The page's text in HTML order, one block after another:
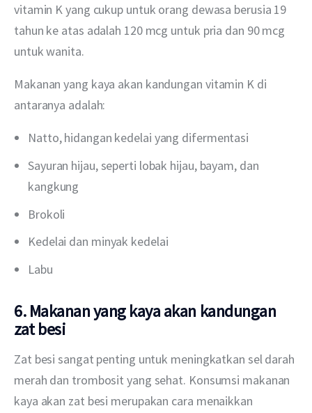
vitamin K yang cukup untuk orang dewasa berusia 19
tahun ke atas adalah 120 mcg untuk pria dan 90 mcg
untuk wanita.
Makanan yang kaya akan kandungan vitamin K di
antaranya adalah:
Natto, hidangan kedelai yang difermentasi
Sayuran hijau, seperti lobak hijau, bayam, dan
kangkung
Brokoli
Kedelai dan minyak kedelai
Labu
6. Makanan yang kaya akan kandungan
zat besi
Zat besi sangat penting untuk meningkatkan sel darah
merah dan trombosit yang sehat. Konsumsi makanan
kaya akan zat besi merupakan cara menaikkan